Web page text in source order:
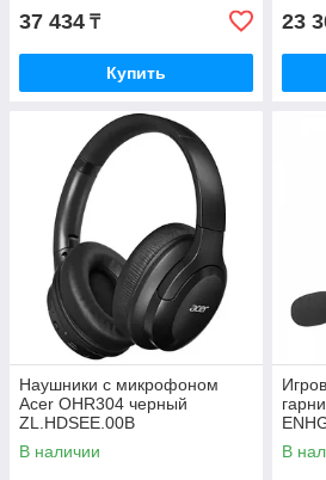
37 434 ₸
Купить
23
Наушники с микрофоном
Acer OHR304 черный
ZL.HDSEE.00B
В наличии
В